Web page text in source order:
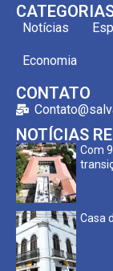
Notícias
Economia
CONTATO
NOTÍCIAS
Com
Casa